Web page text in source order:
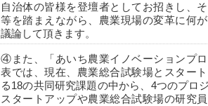
自治体の皆様を登壇者としてお招きし、
等を踏まえながら、農業現場の変革に何
議論して頂きます。
④また、「あいち農業イノベーションプ
表では、現在、農業総合試験場とスター
る18の共同研究課題の中から、4つのプロ
スタートアップや農業総合試験場の研究